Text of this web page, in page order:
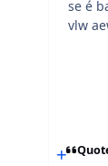
se é
vlw